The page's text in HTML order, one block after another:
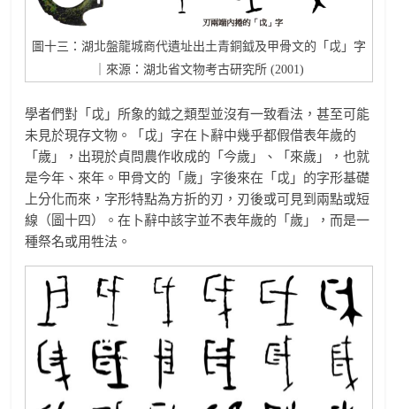
圖十三：湖北盤龍城商代遺址出土青銅鉞及甲骨文的「戉」字
｜來源：湖北省文物考古研究所 (2001)
學者們對「戉」所象的鉞之類型並沒有一致看法，甚至可能
未見於現存文物。「戉」字在卜辭中幾乎都假借表年歲的
「歲」，出現於貞問農作收成的「今歲」、「來歲」，也就
是今年、來年。甲骨文的「歲」字後來在「戉」的字形基礎
上分化而來，字形特點為方折的刃，刃後或可見到兩點或短
線（圖十四）。在卜辭中該字並不表年歲的「歲」，而是一
種祭名或用牲法。